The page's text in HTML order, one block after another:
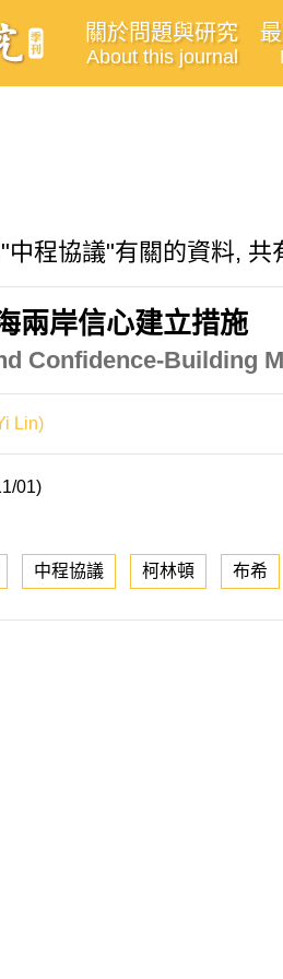
關於問題與研究
About this journal
中程協議"有關的資料, 共
兩岸信心建立措施
Confidence-Building
Lin)
01)
中程協議 柯林頓 布希